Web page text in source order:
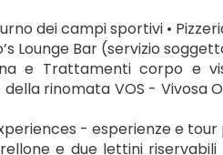
dei campi sportivi •
Lounge Bar (servizio
e Trattamenti corpo e
rinomata VOS - Vivosa
- esperienze e
e due lettini